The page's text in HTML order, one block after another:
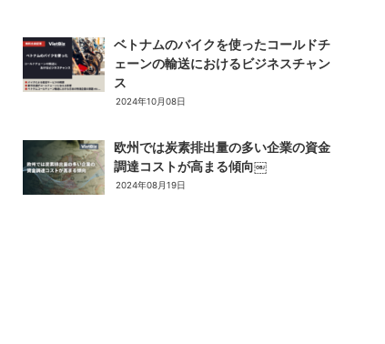
ベトナムのバイクを使ったコールドチ
ェーンの輸送におけるビジネスチャン
ス
2024年10月08日
欧州では炭素排出量の多い企業の資金
調達コストが高まる傾向￼
2024年08月19日